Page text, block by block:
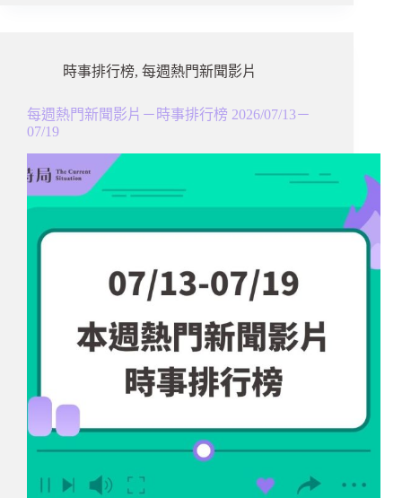
時事排行榜, 每週熱門新聞影片
每週熱門新聞影片－時事排行榜 2026/07/13－
07/19